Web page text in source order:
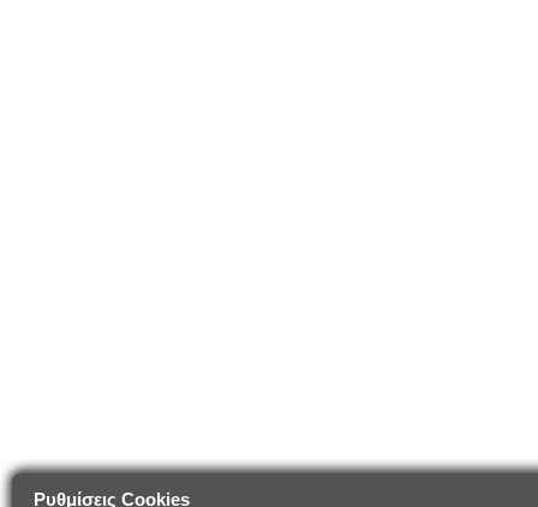
Ρυθμίσεις Cookies